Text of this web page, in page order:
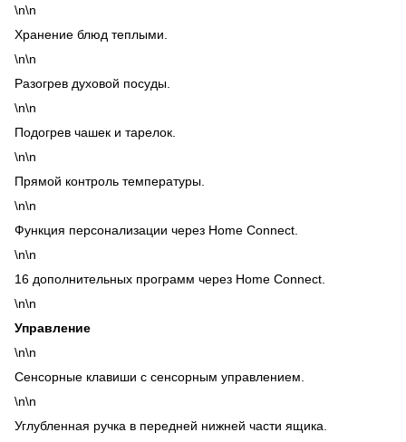
\n\n
Хранение блюд теплыми.
\n\n
Разогрев духовой посуды.
\n\n
Подогрев чашек и тарелок.
\n\n
Прямой контроль температуры.
\n\n
Функция персонализации через Home Connect.
\n\n
16 дополнительных программ через Home Connect.
\n\n
Управление
\n\n
Сенсорные клавиши с сенсорным управлением.
\n\n
Углубленная ручка в передней нижней части ящика.